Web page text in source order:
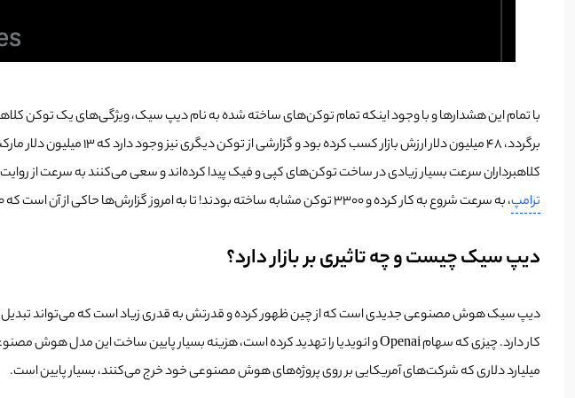
با تمام این هشدارها و با وجود اینکه تمام توکن‌های ساخته شده به نام دیپ سیک، ویژگی‌های یک توکن
برگردد، 48 میلیون دلار ارزش بازار کسب کرده بود و گزارشی از توکن دیگری نیز وجود دارد که 13 میلیون دلار مارکت کپ دریافت کرده است.
کلاهبرداران سرعت بسیار زیادی در ساخت توکن‌های کپی و فیک پیدا کرده‌اند و سعی می‌کنند به سرعت از روایت
ترامپ، به سرعت شروع به کار کرده و 3300 توکن مشابه ساخته بودند! تا به امروز گزارش‌ها حاکی از آن است که 6800 توکن با نام ترامپ منتشر شده است.
دیپ سیک چیست و چه تاثیری بر بازار دارد؟
میلیارد دلاری که شرکت‌های آمریکایی بر روی پروژه‌های هوش مصنوعی خود خرج می‌کنند، بسیار پایین است.